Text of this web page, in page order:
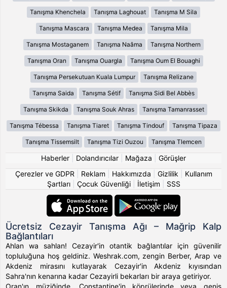
Tanışma Khenchela Tanışma Laghouat Tanışma M Sila
Tanışma Mascara Tanışma Medea Tanışma Mila
Tanışma Mostaganem Tanışma Naâma Tanışma Northern
Tanışma Oran Tanışma Ouargla Tanışma Oum El Bouaghi
Tanışma Persekutuan Kuala Lumpur Tanışma Relizane
Tanışma Saida Tanışma Sétif Tanışma Sidi Bel Abbès
Tanışma Skikda Tanışma Souk Ahras Tanışma Tamanrasset
Tanışma Tébessa Tanışma Tiaret Tanışma Tindouf Tanışma Tipaza
Tanışma Tissemsilt Tanışma Tizi Ouzou Tanışma Tlemcen
Haberler Dolandırıcılar Mağaza
Görüşler
Çerezler ve GDPR
Reklam Hakkımızda Gizlilik
Kullanım
Şartları| Çocuk Güvenliği| İletişim SSS
Ücretsiz Cezayir Tanışma Ağı – Mağrip Kalp
Bağlantıları
Ahlan wa sahlan! Cezayir'in otantik bağlantılar için güvenilir
topluluğuna hoş geldiniz. Weshrak.com, zengin Berber, Arap ve
Akdeniz mirasını kutlayarak Cezayir'in Akdeniz kıyısından
Sahra'nın kenarına kadar Cezayirli bekarları bir araya getiriyor.
Oran'ın müziğinde, Constantine'in köprülerinde veya geniş